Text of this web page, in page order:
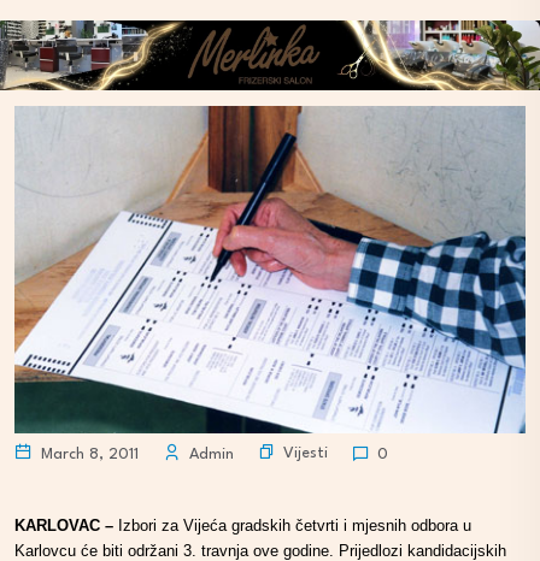
March 8, 2011 Admin Vijesti 0
KARLOVAC – Izbori za Vijeća gradskih četvrti i mjesnih odbora u
Karlovcu će biti održani 3. travnja ove godine. Prijedlozi kandidacijskih